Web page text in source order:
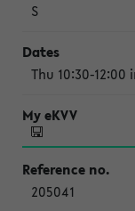
S
Thu 10:30-12:00
205041